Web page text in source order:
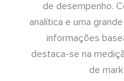
de desempenho.
analítica e uma
informações
destaca-se na
de